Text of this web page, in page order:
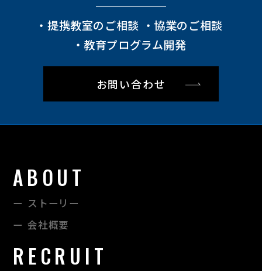
提携教室のご相談
協業のご相談
教育プログラム開発
お問い合わせ
ABOUT
ストーリー
会社概要
RECRUIT